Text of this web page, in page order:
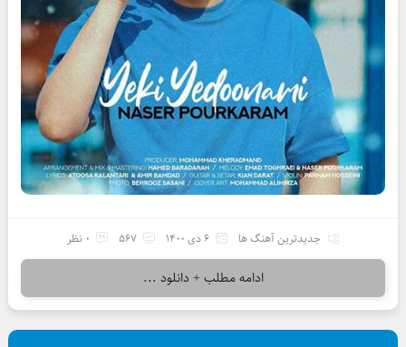
جدیدترین آهنگ ها 6 دی 1400 567 0 نظر
ادامه مطلب + دانلود ...